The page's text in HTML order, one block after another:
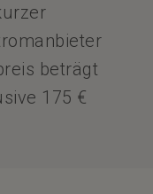
beträgt
175 €